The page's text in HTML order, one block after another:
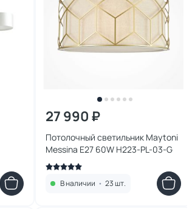
27 990 ₽
Потолочный светильник Maytoni
Messina E27 60W H223-PL-03-G
В наличии • 23 шт.